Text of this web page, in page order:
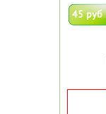
45 руб